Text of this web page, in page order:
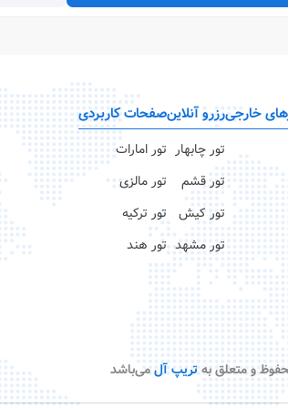
خارجیرزرو آنلاین
تور چابهار
تور قشم
تور کیش
تور مشهد
صفحات کاربردی
تور امارات
تور مالزی
تور ترکیه
تور هند
و متعلق بهتریپ آلمی‌باشد